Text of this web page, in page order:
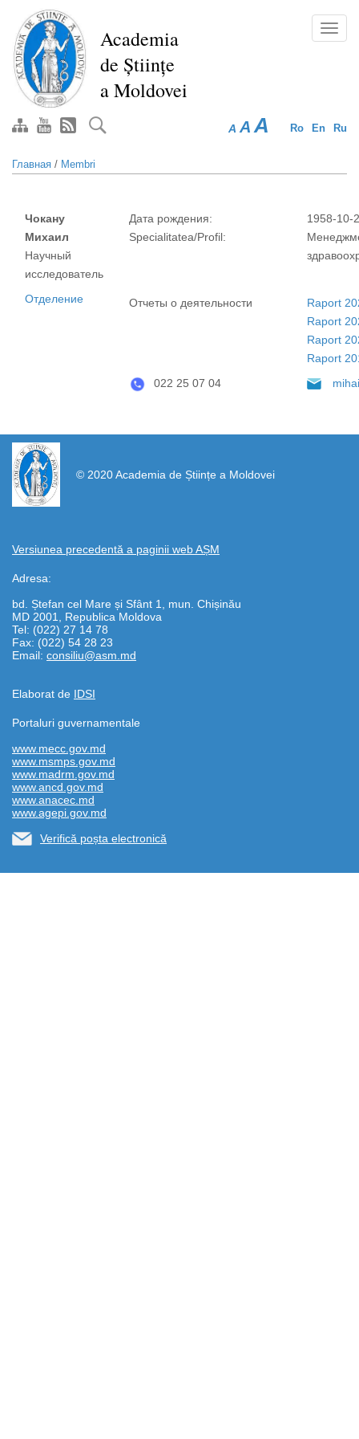
Перейти
основному
содержанию
Academia
de Științe
a Moldovei
Ro En Ru
A A A
Главная / Membri
Чокану
Михаил
Научный
исследователь
Дата рождения:
Specialitatea/Profil:
1958-10-
Отделение Отчеты о деятельности
Raport
Raport
Raport
Raport
022 25 07 04
© 2020 Academia de Științe a Moldovei
Versiunea precedentă a paginii web AȘM
Adresa:
bd. Ștefan cel Mare și Sfânt 1, mun. Chișinău
MD 2001, Republica Moldova
Tel: (022) 27 14 78
Fax: (022) 54 28 23
Email: consiliu@asm.md
Elaborat de IDSI
https://propletenie.ru/
Portaluri guvernamentale
www.mecc.gov.md
www.msmps.gov.md
www.madrm.gov.md
www.ancd.gov.md
www.anacec.md
www.agepi.gov.md
Verifică poșta electronică